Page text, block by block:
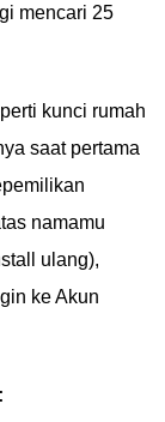
mencari 25
kunci rumah
saat pertama
namamu
ulang),
ke Akun